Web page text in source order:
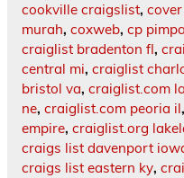
cookville craigslist,
murah, coxweb, cp
craiglist bradenton fl,
central mi, craiglist
bristol va, craiglist.com
ne, craiglist.com peoria il,
empire, craiglist.org
craigs list davenport
craigs list eastern ky,